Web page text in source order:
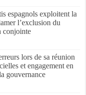
espagnols exploitent la
l’exclusion du
conjointe
lors de sa réunion
et engagement en
gouvernance